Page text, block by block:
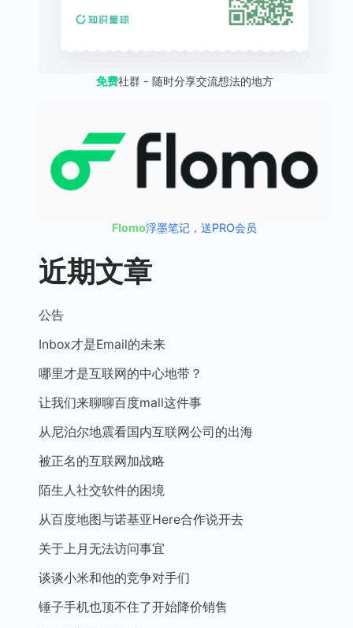
免费社群 - 随时分享交流想法的地方
Flomo浮墨笔记，送PRO会员
近期文章
公告
Inbox才是Email的未来
哪里才是互联网的中心地带？
让我们来聊聊百度mall这件事
从尼泊尔地震看国内互联网公司的出海
被正名的互联网加战略
陌生人社交软件的困境
从百度地图与诺基亚Here合作说开去
关于上月无法访问事宜
谈谈小米和他的竞争对手们
锤子手机也顶不住了开始降价销售